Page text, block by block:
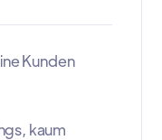
Kunden
kaum